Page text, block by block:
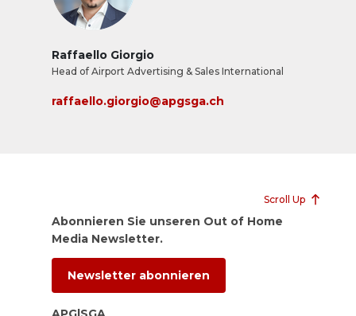
Raffaello Giorgio
Head of Airport Advertising & Sales International
raffaello.giorgio@apgsga.ch
Scroll Up
Abonnieren Sie unseren Out of Home
Media Newsletter.
Newsletter abonnieren